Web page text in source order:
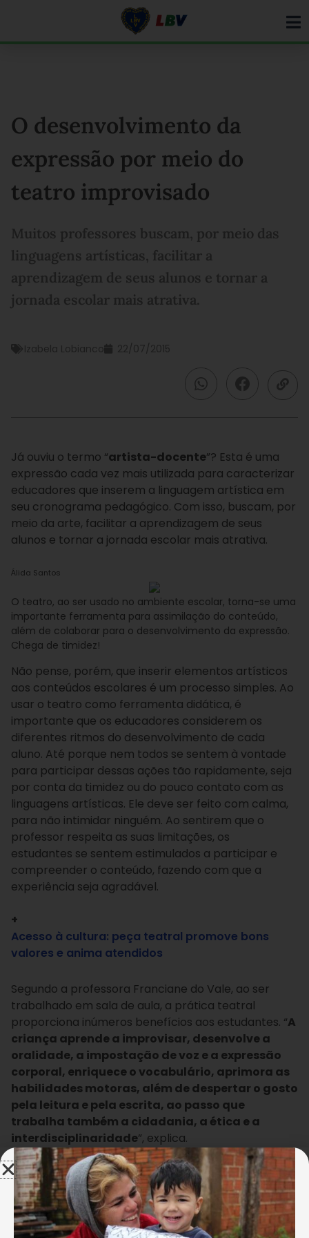
O desenvolvimento da
expressão por meio do
teatro improvisado
Muitos professores buscam, por meio das
linguagens artísticas, facilitar a
aprendizagem de seus alunos e tornar a
jornada escolar mais atrativa.
Izabela Lobianco 22/07/2015
Já ouviu o termo “artista-docente”? Esta é uma
expressão cada vez mais utilizada para caracterizar
educadores que inserem a linguagem artística em
seu cronograma pedagógico. Com isso, buscam, por
meio da arte, facilitar a aprendizagem de seus
alunos e tornar a jornada escolar mais atrativa.
Álida Santos
O teatro, ao ser usado no ambiente escolar, torna-se uma
importante ferramenta para assimilação do conteúdo,
além de colaborar para o desenvolvimento da expressão.
Chega de timidez!
Não pense, porém, que inserir elementos artísticos
aos conteúdos escolares é um processo simples. Ao
usar o teatro como ferramenta didática, é
importante que os educadores considerem os
diferentes ritmos do desenvolvimento de cada
aluno. Até porque nem todos se sentem à vontade
para participar dessas ações tão rapidamente, seja
por conta da timidez ou do pouco contato com as
linguagens artísticas. Ele deve ser feito com calma,
para não intimidar ninguém. Ao sentirem que o
professor respeita as suas limitações, os
estudantes se sentem estimulados a participar e
compreender o conteúdo, fazendo com que a
experiência seja agradável.
+
Acesso à cultura: peça teatral promove bons
valores e anima atendidos
Segundo a professora Franciane do Vale, ao ser
trabalhado em sala de aula, a prática teatral
proporciona inúmeros benefícios aos estudantes. “A
criança aprende a improvisar, desenvolve a
oralidade, a impostação de voz e a expressão
corporal, enriquece o vocabulário, aprimora as
habilidades motoras, além de despertar o gosto
pela leitura e pela escrita, ao passo que
trabalha também a cidadania, a ética e a
interdisciplinaridade”, explica.
Ana Paula Francinete
As linguagens artísticas, como o teatro, podem facilitar a
aprendizagem de seus alunos e tornar a jornada escolar
mais atrativa. Interessante, não é?